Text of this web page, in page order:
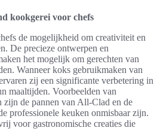
kookgerei voor chefs
de mogelijkheid om creativiteit en
De precieze ontwerpen en
het mogelijk om gerechten van
Wanneer koks gebruikmaken van
zij een significante verbetering in
maaltijden. Voorbeelden van
zijn de pannen van All-Clad en de
professionele keuken onmisbaar zijn.
voor gastronomische creaties die